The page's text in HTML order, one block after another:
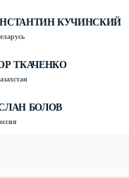
КУЧИНСКИЙ
ТКАЧЕНКО
БОЛОВ